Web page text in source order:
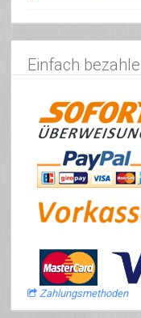
Einfach
Zahlungsmethoden